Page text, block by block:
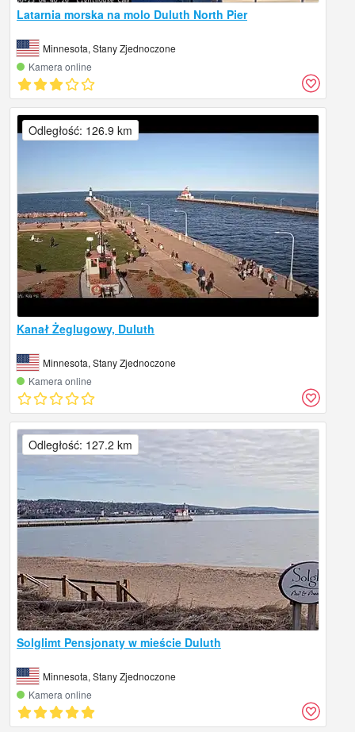
Latarnia morska na molo Duluth North Pier
Minnesota, Stany Zjednoczone
Kamera online
Kanał Żeglugowy, Duluth
Minnesota, Stany Zjednoczone
Kamera online
Odległość: 126.9 km
Solglimt Pensjonaty w mieście Duluth
Minnesota, Stany Zjednoczone
Kamera online
Odległość: 127.2 km